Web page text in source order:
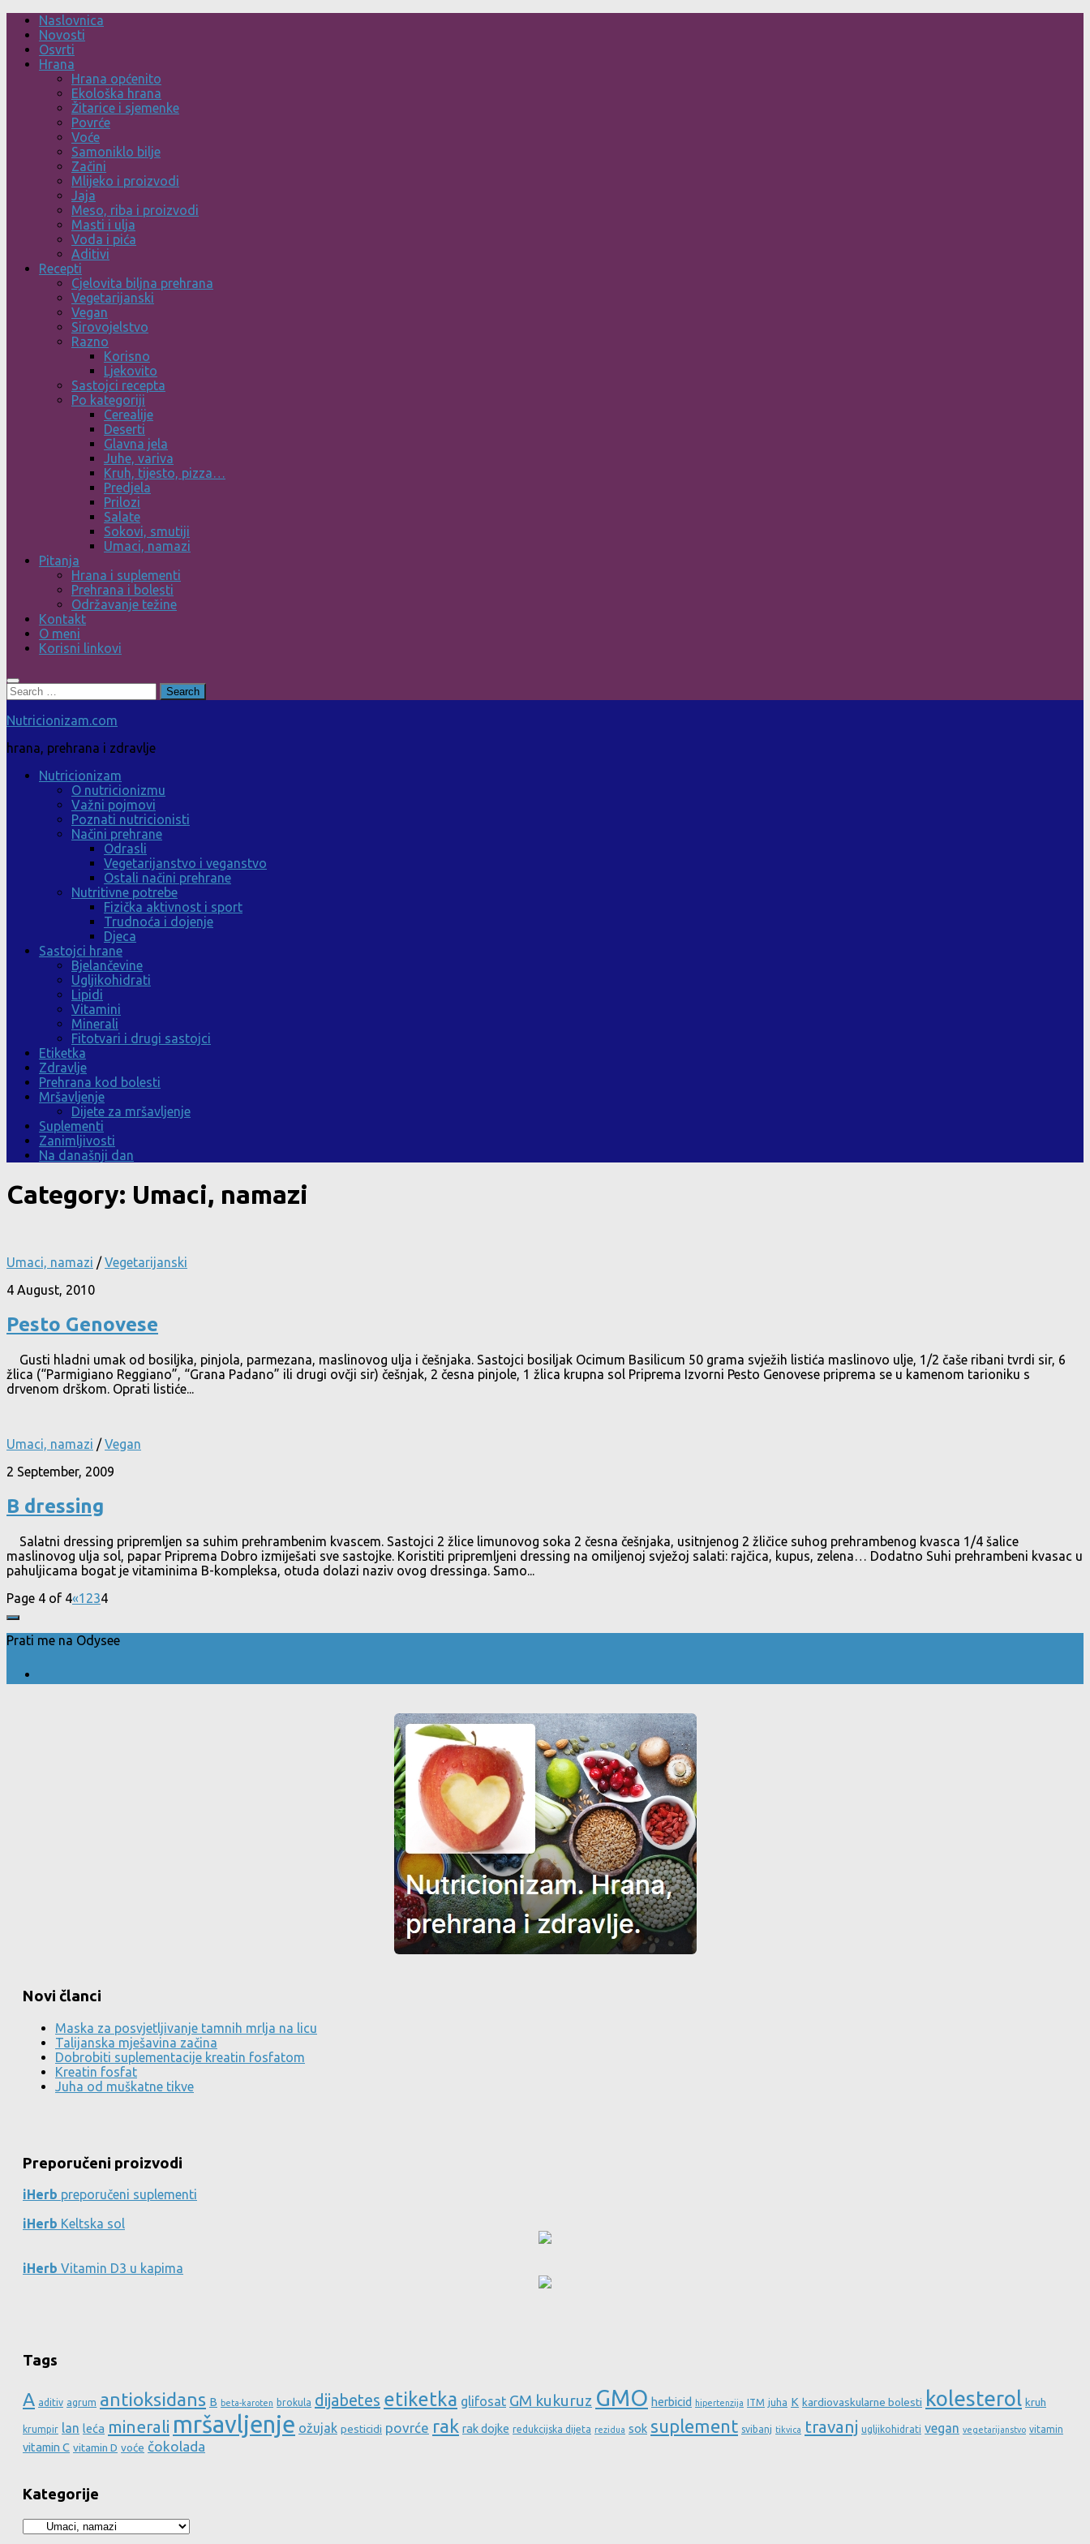
Skip
content
Naslovnica
Novosti
Osvrti
Hrana
Hrana općenito
Ekološka hrana
Žitarice i sjemenke
Povrće
Voće
Samoniklo bilje
Začini
Mlijeko i proizvodi
Jaja
Meso, riba i proizvodi
Masti i ulja
Voda i pića
Aditivi
Recepti
Cjelovita biljna prehrana
Vegetarijanski
Vegan
Sirovojelstvo
Razno
Korisno
Ljekovito
Sastojci recepta
Po kategoriji
Cerealije
Deserti
Glavna jela
Juhe, variva
Kruh, tijesto, pizza…
Predjela
Prilozi
Salate
Sokovi, smutiji
Umaci, namazi
Pitanja
Hrana i suplementi
Prehrana i bolesti
Održavanje težine
Kontakt
O meni
Korisni linkovi
Search
for:
Nutricionizam.com
hrana, prehrana i zdravlje
Nutricionizam
O nutricionizmu
Važni pojmovi
Poznati nutricionisti
Načini prehrane
Odrasli
Vegetarijanstvo i veganstvo
Ostali načini prehrane
Nutritivne potrebe
Fizička aktivnost i sport
Trudnoća i dojenje
Djeca
Sastojci hrane
Bjelančevine
Ugljikohidrati
Lipidi
Vitamini
Minerali
Fitotvari i drugi sastojci
Etiketka
Zdravlje
Prehrana kod bolesti
Mršavljenje
Dijete za mršavljenje
Suplementi
Zanimljivosti
Na današnji dan
Category: Umaci, namazi
Umaci, namazi /Vegetarijanski
4 August, 2010
Pesto Genovese
Gusti hladni umak od bosiljka, pinjola, parmezana, maslinovog ulja i češnjaka. Sastojci bosiljak Ocimum Basilicum 50 grama svježih listića maslinovo ulje, 1/2 čaše ribani tvrdi sir, 6
žlica (“Parmigiano Reggiano”, “Grana Padano” ili drugi ovčji sir) češnjak, 2 česna pinjole, 1 žlica krupna sol Priprema Izvorni Pesto Genovese priprema se u kamenom tarioniku s
drvenom drškom. Oprati listiće...
Umaci, namazi /Vegan
2 September, 2009
B dressing
Salatni dressing pripremljen sa suhim prehrambenim kvascem. Sastojci 2 žlice limunovog soka 2 česna češnjaka, usitnjenog 2 žličice suhog prehrambenog kvasca 1/4 šalice
maslinovog ulja sol, papar Priprema Dobro izmiješati sve sastojke. Koristiti pripremljeni dressing na omiljenoj svježoj salati: rajčica, kupus, zelena… Dodatno Suhi prehrambeni kvasac u
pahuljicama bogat je vitaminima B-kompleksa, otuda dolazi naziv ovog dressinga. Samo...
Page 4 of 4«1 234
Prati me na Odysee
Novi članci
Maska za posvjetljivanje tamnih mrlja na licu
Talijanska mješavina začina
Dobrobiti suplementacije kreatin fosfatom
Kreatin fosfat
Juha od muškatne tikve
Preporučeni proizvodi
iHerb preporučeni suplementi
iHerb Keltska sol
iHerb Vitamin D3 u kapima
Tags
A aditiv agrum antioksidans B beta-karoten brokula dijabetes etiketka glifosat GM kukuruz GMO herbicid hipertenzija ITM juha K kardiovaskularne bolesti kolesterol kruh
krumpir lan leća minerali mršavljenje ožujak pesticidi povrće rak rak dojke redukcijska dijeta rezidua sok suplement svibanj tikvica travanj ugljikohidrati vegan vegetarijanstvo vitamin
vitamin C vitamin D voće čokolada
Kategorije
Kategorije